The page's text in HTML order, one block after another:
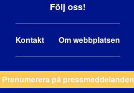
Följ oss!
Kontakt Om webbplatsen
Prenumerera på pressmeddelanden